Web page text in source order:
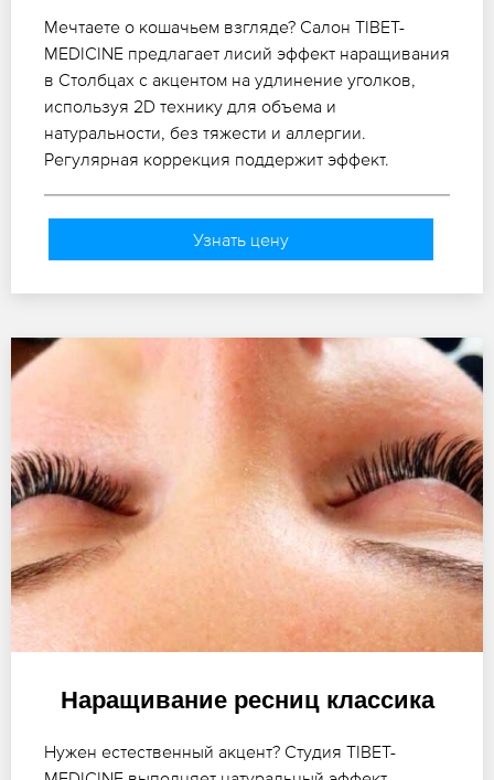
Мечтаете о кошачьем взгляде? Салон TIBET-
MEDICINE предлагает лисий эффект наращивания
в Столбцах с акцентом на удлинение уголков,
используя 2D технику для объема и
натуральности, без тяжести и аллергии.
Регулярная коррекция поддержит эффект.
Узнать цену
Наращивание ресниц классика
Нужен естественный акцент? Студия TIBET-